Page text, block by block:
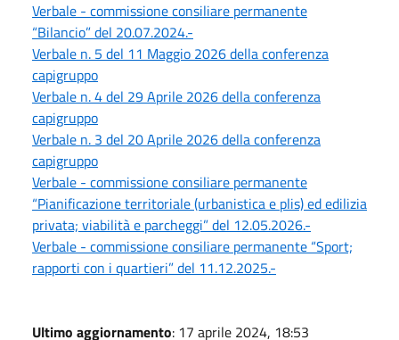
Verbale - commissione consiliare permanente
“Bilancio” del 20.07.2024.-
Verbale n. 5 del 11 Maggio 2026 della conferenza
capigruppo
Verbale n. 4 del 29 Aprile 2026 della conferenza
capigruppo
Verbale n. 3 del 20 Aprile 2026 della conferenza
capigruppo
Verbale - commissione consiliare permanente
“Pianificazione territoriale (urbanistica e plis) ed edilizia
privata; viabilità e parcheggi” del 12.05.2026.-
Verbale - commissione consiliare permanente “Sport;
rapporti con i quartieri” del 11.12.2025.-
Ultimo aggiornamento: 17 aprile 2024, 18:53